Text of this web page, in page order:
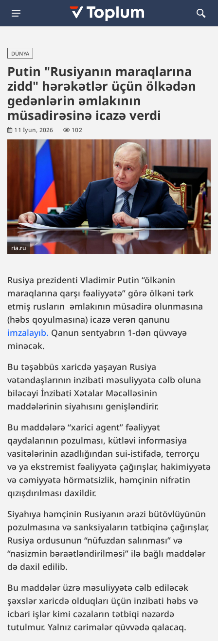
DÜNYA
Putin "Rusiyanın maraqlarına
zidd" hərəkətlər üçün ölkədən
gedənlərin əmlakının
müsadirəsinə icazə verdi
11 İyun, 2026 102
ria.ru
Rusiya prezidenti Vladimir Putin “ölkənin
maraqlarına qarşı fəaliyyətə” görə ölkəni tərk
etmiş rusların əmlakının müsadirə olunmasına
(həbs qoyulmasına) icazə verən qanunu
imzalayıb. Qanun sentyabrın 1-dən qüvvəyə
minəcək.
Bu təşəbbüs xaricdə yaşayan Rusiya
vətəndaşlarının inzibati məsuliyyətə cəlb oluna
biləcəyi İnzibati Xətalar Məcəlləsinin
maddələrinin siyahısını genişləndirir.
Bu maddələrə “xarici agent” fəaliyyət
qaydalarının pozulması, kütləvi informasiya
vasitələrinin azadlığından sui-istifadə, terrorçu
və ya ekstremist fəaliyyətə çağırışlar, hakimiyyətə
və cəmiyyətə hörmətsizlik, həmçinin nifrətin
qızışdırılması daxildir.
Siyahıya həmçinin Rusiyanın ərazi bütövlüyünün
pozulmasına və sanksiyaların tətbiqinə çağırışlar,
Rusiya ordusunun “nüfuzdan salınması” və
“nasizmin bəraətləndirilməsi” ilə bağlı maddələr
də daxil edilib.
Bu maddələr üzrə məsuliyyətə cəlb ediləcək
şəxslər xaricdə olduqları üçün inzibati həbs və
icbari işlər kimi cəzaların tətbiqi nəzərdə
tutulmur. Yalnız cərimələr qüvvədə qalacaq.